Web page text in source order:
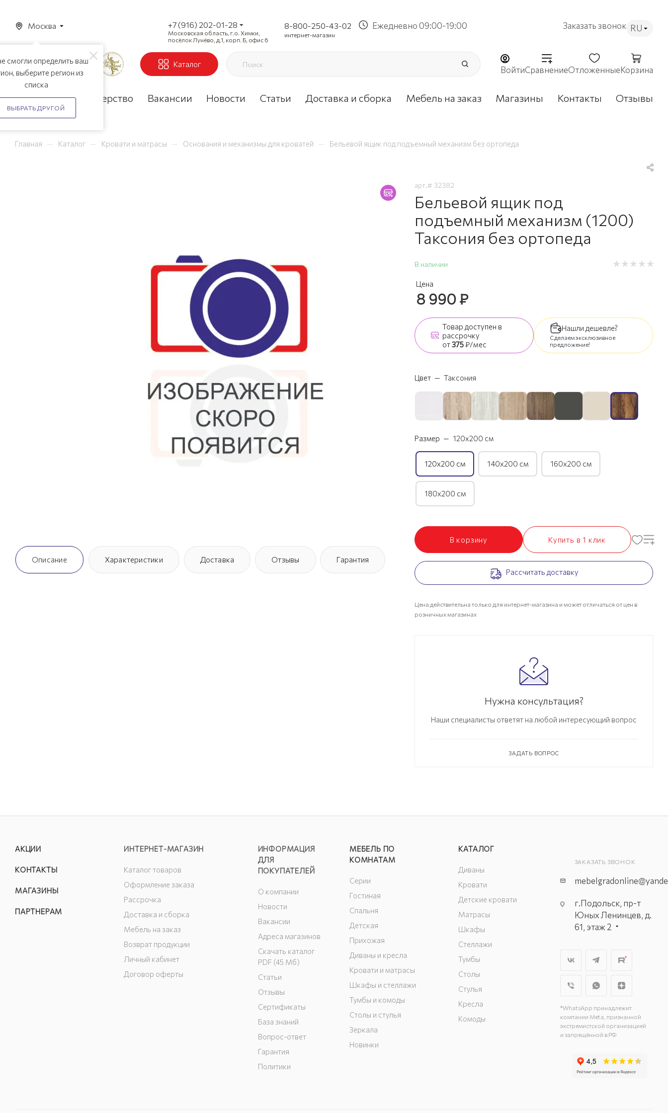
Москва
смогли определить ваш
выберите регион из
списка
ВЫБРАТЬ ДРУГОЙ
+7 (916) 202-01-28
Московская область, г.о. Химки,
посёлок Лунёво, д.1, корп. Б, офис 6
8-800-250-43-02
интернет-магазин
Ежедневно 09:00-19:00 Заказать звонок RU
Каталог
ВойтиСравнениеОтложенныеКорзина
Акции Партнерство Вакансии Новости Статьи Доставка и сборка Мебель на заказ Магазины Контакты Отзывы
Главная — Каталог — Кровати и матрасы — Основания и механизмы для кроватей — Бельевой ящик под подъемный механизм без ортопеда
Описание Характеристики Доставка Отзывы Гарантия
арт.# 32382
Бельевой ящик под
подъемный механизм (1200)
Таксония без ортопеда
В наличии
Цена
8 990₽
Товар доступен в
рассрочку
от375₽/мес
Нашли дешевле?
Сделаем эксклюзивное
предложение!
Цвет — Таксония
Размер — 120х200 см
120х200 см 140х200 см 160х200 см
180х200 см
В корзину Купить в 1 клик
Рассчитать доставку
Цена действительна только для интернет-магазина и может отличаться от цен в
розничных магазинах
Нужна консультация?
Наши специалисты ответят на любой интересующий вопрос
ЗАДАТЬ ВОПРОС
АКЦИИ
КОНТАКТЫ
МАГАЗИНЫ
ПАРТНЕРАМ
ИНТЕРНЕТ-МАГАЗИН
Каталог товаров
Оформление заказа
Рассрочка
Доставка и сборка
Мебель на заказ
Возврат продукции
Личный кабинет
Договор оферты
ИНФОРМАЦИЯ
ДЛЯ
ПОКУПАТЕЛЕЙ
О компании
Новости
Вакансии
Адреса магазинов
Скачать каталог
PDF (45 Мб)
Статьи
Отзывы
Сертификаты
База знаний
Вопрос-ответ
Гарантия
Политики
МЕБЕЛЬ ПО
КОМНАТАМ
Серии
Гостиная
Спальня
Детская
Прихожая
Диваны и кресла
Кровати и матрасы
Шкафы и стеллажи
Тумбы и комоды
Столы и стулья
Зеркала
Новинки
КАТАЛОГ
Диваны
Кровати
Детские кровати
Матрасы
Шкафы
Стеллажи
Тумбы
Столы
Стулья
Кресла
Комоды
ЗАКАЗАТЬ ЗВОНОК
г.Подольск, пр-т
Юных Ленинцев, д.
61, этаж 2
29, стр.1, 2 этаж,
г. Подольск, ул.
г. Подольск, ул.
Загородная, д. 1
*WhatsApp принадлежит
компании Meta, признанной
экстремистской организацией
и запрещённой в РФ